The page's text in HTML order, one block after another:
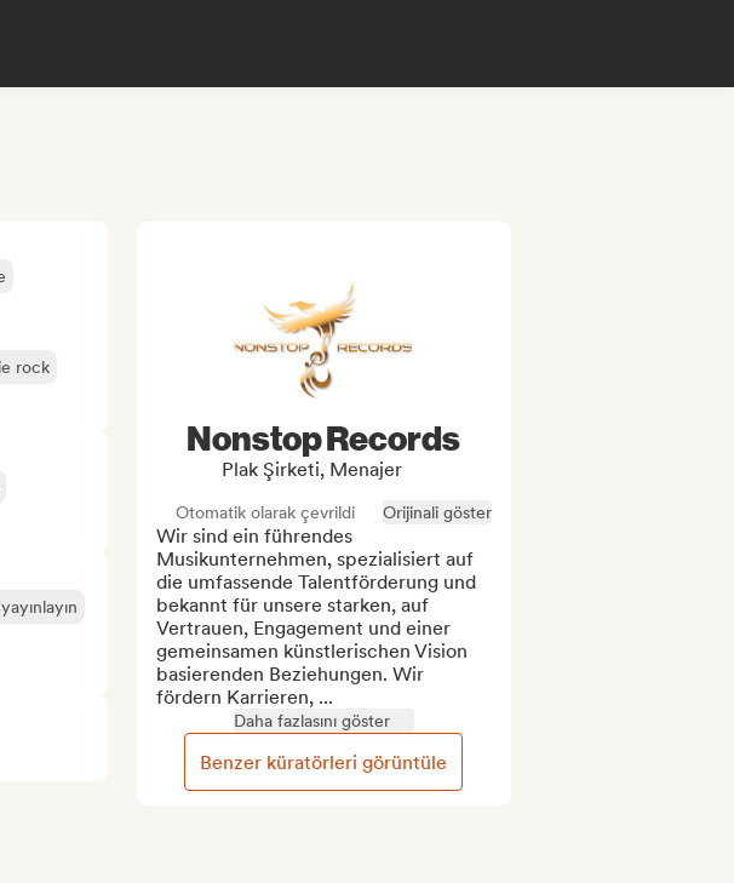
rock
Nonstop Records
Plak Şirketi, Menajer
Otomatik olarak çevrildi Orijinali göster
Wir sind ein führendes
Musikunternehmen, spezialisiert auf
die umfassende Talentförderung und
bekannt für unsere starken, auf
Vertrauen, Engagement und einer
gemeinsamen künstlerischen Vision
basierenden Beziehungen. Wir
fördern Karrieren, ...
Daha fazlasını göster
Benzer küratörleri görüntüle